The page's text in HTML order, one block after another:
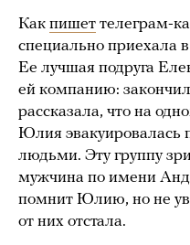
Как пишет телеграм-
специально приехала
Ее лучшая подруга
ей компанию:
рассказала, что на
Юлия эвакуировалась
людьми. Эту группу
мужчина по имени
помнит Юлию, но не
от них отстала.